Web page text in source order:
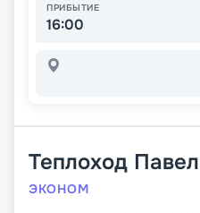
ПРИБЫТИЕ
16:00
Теплоход
ЭКОНОМ